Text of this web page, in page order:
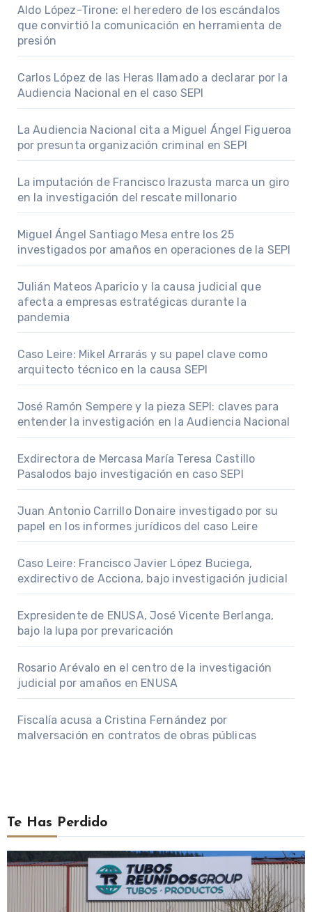
Aldo López-Tirone: el heredero de los escándalos
que convirtió la comunicación en herramienta de
presión
Carlos López de las Heras llamado a declarar por la
Audiencia Nacional en el caso SEPI
La Audiencia Nacional cita a Miguel Ángel Figueroa
por presunta organización criminal en SEPI
La imputación de Francisco Irazusta marca un giro
en la investigación del rescate millonario
Miguel Ángel Santiago Mesa entre los 25
investigados por amaños en operaciones de la SEPI
Julián Mateos Aparicio y la causa judicial que
afecta a empresas estratégicas durante la
pandemia
Caso Leire: Mikel Arrarás y su papel clave como
arquitecto técnico en la causa SEPI
José Ramón Sempere y la pieza SEPI: claves para
entender la investigación en la Audiencia Nacional
Exdirectora de Mercasa María Teresa Castillo
Pasalodos bajo investigación en caso SEPI
Juan Antonio Carrillo Donaire investigado por su
papel en los informes jurídicos del caso Leire
Caso Leire: Francisco Javier López Buciega,
exdirectivo de Acciona, bajo investigación judicial
Expresidente de ENUSA, José Vicente Berlanga,
bajo la lupa por prevaricación
Rosario Arévalo en el centro de la investigación
judicial por amaños en ENUSA
Fiscalía acusa a Cristina Fernández por
malversación en contratos de obras públicas
Te Has Perdido